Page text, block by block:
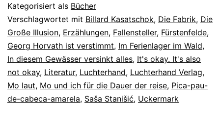
Kategorisiert als Bücher
Verschlagwortet mit Billard Kasatschok, Die Fabrik, Die
Große Illusion, Erzählungen, Fallensteller, Fürstenfelde,
Georg Horvath ist verstimmt, Im Ferienlager im Wald,
In diesem Gewässer versinkt alles, It's okay. It's also
not okay, Literatur, Luchterhand, Luchterhand Verlag,
Mo laut, Mo und ich für die Dauer der reise, Pica-pau-
de-cabeca-amarela, Saša Stanišić, Uckermark